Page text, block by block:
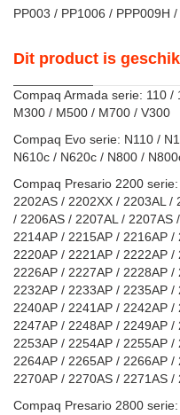
PP003 / PP1006 / PPP009H /
Dit product is
Compaq Armada serie: 110 /
M300 / M500 / M700 / V300
Compaq Evo serie: N110 /
N610c / N620c / N800 /
Compaq Presario 2200
2202AS / 2202XX / 2203AL /
/ 2206AS / 2207AL / 2207AS
2214AP / 2215AP / 2216AP
2220AP / 2221AP / 2222AP
2226AP / 2227AP / 2228AP
2232AP / 2233AP / 2235AP
2240AP / 2241AP / 2242AP
2247AP / 2248AP / 2249AP
2253AP / 2254AP / 2255AP
2264AP / 2265AP / 2266AP
2270AP / 2270AS / 2271AS /
Compaq Presario 2800